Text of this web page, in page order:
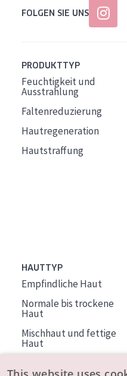
FOLGEN SIE UNS
PRODUKTTYP
Feuchtigkeit und
Ausstrahlung
Faltenreduzierung
Hautregeneration
Hautstraffung
HAUTTYP
Empfindliche Haut
Normale bis trockene
Haut
Mischhaut und fettige
Haut